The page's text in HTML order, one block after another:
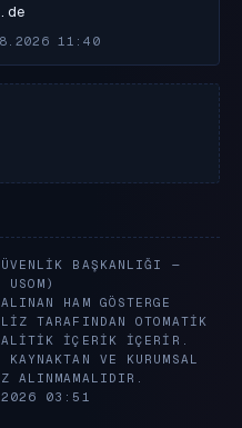
11:40
BAŞKANLIĞI —
HAM GÖSTERGE
TARAFINDAN OTOMATIK
IÇERIK IÇERIR.
VE KURUMSAL
ALINMAMALIDIR.
03:51